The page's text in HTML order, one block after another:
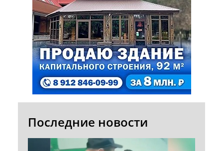
Последние новости